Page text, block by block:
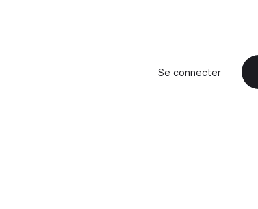
Se connecter